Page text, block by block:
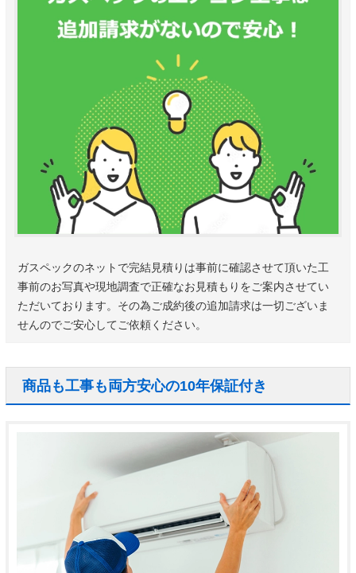
ガスペックのネットで完結見積りは事前に確認させて頂いた工
事前のお写真や現地調査で正確なお見積もりをご案内させてい
ただいております。その為ご成約後の追加請求は一切ございま
せんのでご安心してご依頼ください。
商品も工事も両方安心の10年保証付き